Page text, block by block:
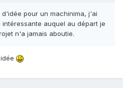
pour un machinima, j'ai
auquel au départ je
n'a jamais aboutie.